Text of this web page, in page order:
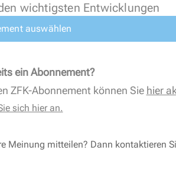
wichtigsten Entwicklungen
auswählen
ein Abonnement?
ZFK-Abonnement können Sie hier
sich hier an.
Meinung mitteilen? Dann kontaktieren